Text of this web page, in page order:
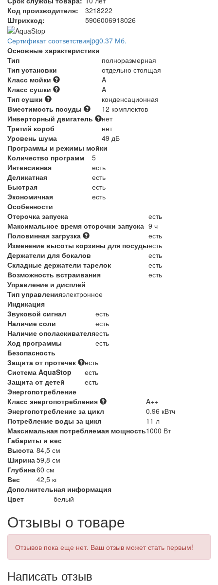
Код производителя:
3218222
Штрихкод:
5906006918026
Сертификат соответствияjpg0.37 Мб.
Основные характеристики
Тип
полноразмерная
Тип установки
отдельно стоящая
Класс мойки
A
Класс сушки
A
Тип сушки
конденсационная
Вместимость посуды
12 комплектов
Инверторный двигатель
нет
Третий короб
нет
Уровень шума
49 дБ
Программы и режимы мойки
Количество программ
5
Интенсивная
есть
Деликатная
есть
Быстрая
есть
Экономичная
есть
Особенности
Отсрочка запуска
есть
Максимальное время отсрочки запуска 9 ч
Половинная загрузка
есть
Изменение высоты корзины для посудыесть
Держатели для бокалов
есть
Складные держатели тарелок
есть
Возможность встраивания
есть
Управление и дисплей
Тип управленияэлектронное
Индикация
Звуковой сигнал
есть
Наличие соли
есть
Наличие ополаскивателяесть
Ход программы
есть
Безопасность
Защита от протечек
есть
Система AquaStop
есть
Защита от детей
есть
Энергопотребление
Класс энергопотребления
A++
Энергопотребление за цикл
0.96 кВтч
Потребление воды за цикл
11 л
Максимальная потребляемая мощность1000 Вт
Габариты и вес
Высота 84,5 см
Ширина59,8 см
Глубина60 см
Вес
42,5 кг
Дополнительная информация
Цвет
белый
Отзывы о товаре
Отзывов пока еще нет. Ваш отзыв может стать первым!
Написать отзыв